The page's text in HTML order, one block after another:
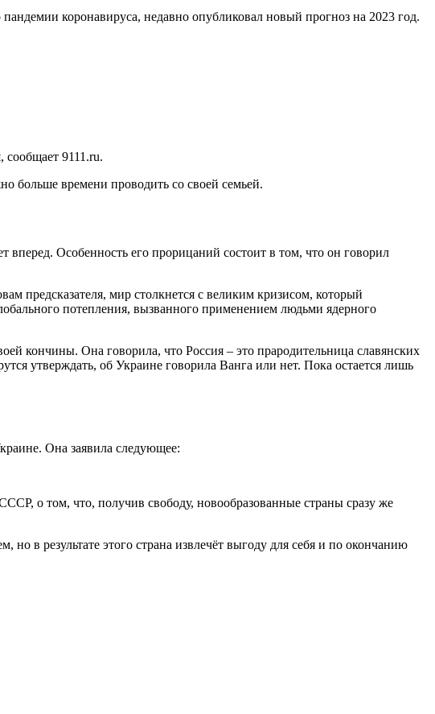
коронавируса, недавно опубликовал новый прогноз на 2023 год.
сообщает 9111.ru.
больше времени проводить со своей семьей.
вперед. Особенность его прорицаний состоит в том, что он говорил
предсказателя, мир столкнется с великим кризисом, который
потепления, вызванного применением людьми ядерного
кончины. Она говорила, что Россия – это прародительница славянских
утверждать, об Украине говорила Ванга или нет. Пока остается лишь
Она заявила следующее:
о том, что, получив свободу, новообразованные страны сразу же
в результате этого страна извлечёт выгоду для себя и по окончанию